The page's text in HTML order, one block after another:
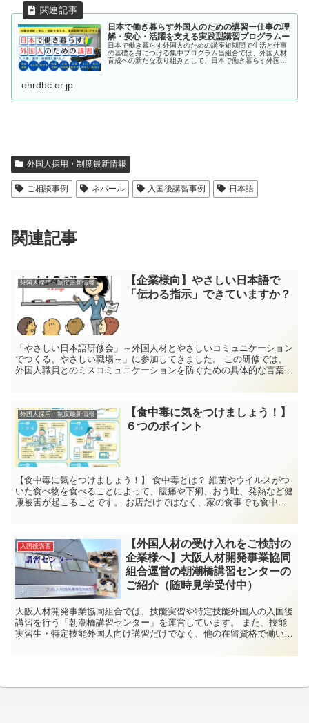
日本で働き暮らす外国人のための講習ー仕事の理
解・安心・活躍を支える実践型講習プログラムー
日本で働き暮らす外国人のための講座短期間で生活と仕事
の基礎を身につける集中プログラム当組合では、外国人材
育成への新たな取り組みとして、日本で働き暮らす外国人
ohrdbc.or.jp
外国人採用・制度最新情報
ご相談事例 ネパール 入国後講習事例 日本語
関連記事
外国人採用・制度最新情報
【企業様向】やさしい日本語で
「伝わる指示」できていますか？
「やさしい日本語研修会」～外国人材とやさしいコミュニケーション
でつくる、やさしい職場～」に参加してきました。 この研修では、
外国人職員とのミスコミュニケーションを防ぐための具体的な言葉の
外国人採用・制度最新情報
【食中毒に気をつけましょう！】
６つのポイント
【食中毒に気をつけましょう！】 食中毒とは？ 細菌やウイルスがつ
いた食べ物を食べることによって、腹痛や下痢、おう吐、発熱など健
康被害が起こることです。 お店だけではなく、家の食事でも食中毒
入国後講習
【外国人材の受け入れをご検討の
企業様へ】大阪人材開発事業協同
組合運営の朝潮橋講習センターの
ご紹介（随時見学受付中）
大阪人材開発事業協同組合では、技能実習や特定技能外国人の入国後
講習を行う「朝潮橋講習センター」を運営しています。 また、技能
実習生・特定技能外国人向け講習だけでなく、他の在留資格で働いて